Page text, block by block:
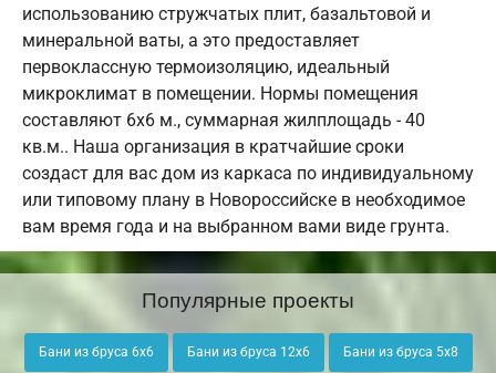
использованию стружчатых плит, базальтовой и
минеральной ваты, а это предоставляет
первоклассную термоизоляцию, идеальный
микроклимат в помещении. Нормы помещения
составляют 6х6 м., суммарная жилплощадь - 40
кв.м.. Наша организация в кратчайшие сроки
создаст для вас дом из каркаса по индивидуальному
или типовому плану в Новороссийске в необходимое
вам время года и на выбранном вами виде грунта.
Популярные проекты
Бани из бруса 6х6 Бани из бруса 12х6 Бани из бруса 5х8